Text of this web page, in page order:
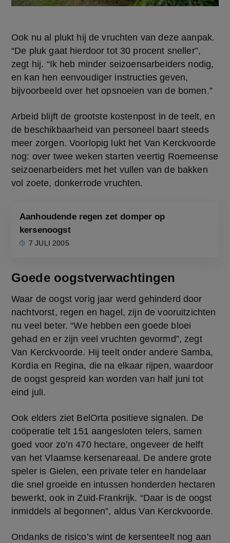
Ook nu al plukt hij de vruchten van deze aanpak.
“De pluk gaat hierdoor tot 30 procent sneller”,
zegt hij. “Ik heb minder seizoensarbeiders nodig,
en kan hen eenvoudiger instructies geven,
bijvoorbeeld over het opsnoeien van de bomen.”
Arbeid blijft de grootste kostenpost in de teelt, en
de beschikbaarheid van personeel baart steeds
meer zorgen. Voorlopig lukt het Van Kerckvoorde
nog: over twee weken starten veertig Roemeense
seizoenarbeiders met het vullen van de bakken
vol zoete, donkerrode vruchten.
NIEUWS
Aanhoudende regen zet domper op
kersenoogst
7 JULI 2005
Goede oogstverwachtingen
Waar de oogst vorig jaar werd gehinderd door
nachtvorst, regen en hagel, zijn de vooruitzichten
nu veel beter. “We hebben een goede bloei
gehad en er zijn veel vruchten gevormd”, zegt
Van Kerckvoorde. Hij teelt onder andere Samba,
Kordia en Regina, die na elkaar rijpen, waardoor
de oogst gespreid kan worden van half juni tot
eind juli.
Ook elders ziet BelOrta positieve signalen. De
coöperatie telt 151 aangesloten telers, samen
goed voor zo’n 470 hectare, ongeveer de helft
van het Vlaamse kersenareaal. De andere grote
speler is Gielen, een private teler en handelaar
die snel groeide en intussen honderden hectaren
bewerkt, ook in Zuid-Frankrijk. “Daar is de oogst
inmiddels al begonnen”, aldus Van Kerckvoorde.
Ondanks de risico’s wint de kersenteelt nog aan